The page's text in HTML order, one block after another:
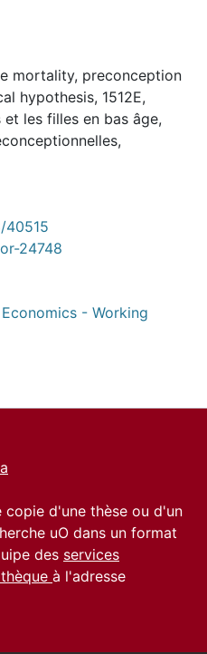
mortality, preconception
hypothesis, 1512E,
les filles en bas âge,
,
40515
24748
- Working
copie d'une thèse ou d'un
uO dans un format
des services
à l'adresse